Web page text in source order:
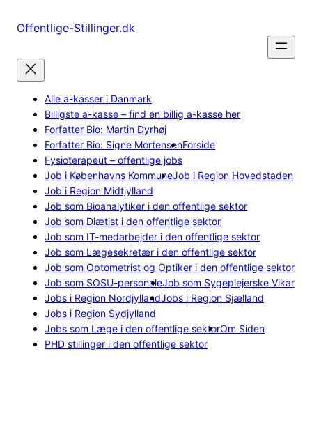
Offentlige-Stillinger.dk
Alle a-kasser i Danmark
Billigste a-kasse – find en billig a-kasse her
Forfatter Bio: Martin Dyrhøj
Forfatter Bio: Signe MortensenForside
Fysioterapeut – offentlige jobs
Job i Københavns KommuneJob i Region Hovedstaden
Job i Region Midtjylland
Job som Bioanalytiker i den offentlige sektor
Job som Diætist i den offentlige sektor
Job som IT-medarbejder i den offentlige sektor
Job som Lægesekretær i den offentlige sektor
Job som Optometrist og Optiker i den offentlige sektor
Job som SOSU-personaleJob som Sygeplejerske Vikar
Jobs i Region NordjyllandJobs i Region Sjælland
Jobs i Region Sydjylland
Jobs som Læge i den offentlige sektorOm Siden
PHD stillinger i den offentlige sektor